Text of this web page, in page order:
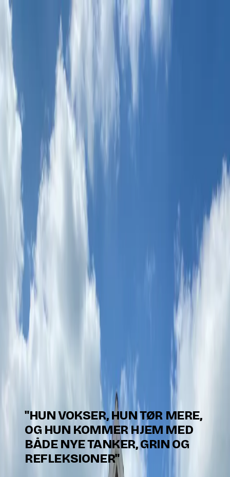
Tilmelding
For forældre
VORES SYN PÅ UNGE
Vi tror på, at unge både kan og vil tage ansvar, når de får
muligheden. Derfor arbejder vi for at skabe rammer, hvor
unge ikke bare er med, men også får indflydelse, bliver
hørt og kan præge de fællesskaber, de er en del af.
Unge skal have plads til at vokse
Hos os handler idræt ikke kun om aktivitet – det handler
også om udvikling.
Vi ønsker at give unge mulighed for at prøve sig selv af
som trænere, ledere og frivillige, så de kan udvikle
kompetencer, der rækker langt ud over banen.
Det betyder, at der skal være plads til at:
prøve nyt
tage ansvar
"HUN VOKSER, HUN TØR MERE,
OG HUN KOMMER HJEM MED
BÅDE NYE TANKER, GRIN OG
REFLEKSIONER"